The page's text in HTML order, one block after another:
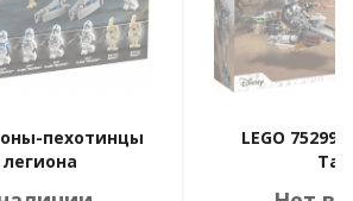
пехотинцы
легиона
LEGO